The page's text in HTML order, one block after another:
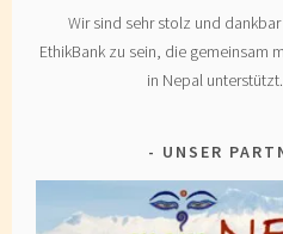
Wir sind sehr stolz und
EthikBank zu sein, die gemeinsam
in Nepal
UNSER